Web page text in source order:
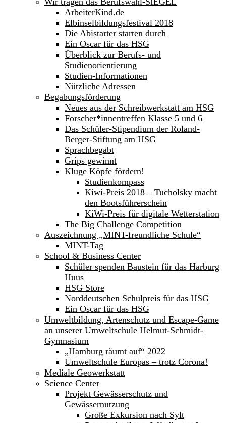
ArbeiterKind.de
Elbinselbildungsfestival 2018
Die Abistarter starten durch
Ein Oscar für das HSG
Überblick zur Berufs- und
Studienorientierung
Studien-Informationen
Nützliche Adressen
Begabungsförderung
Neues aus der Schreibwerkstatt am HSG
Forscher*innentreffen Klasse 5 und 6
Das Schüler-Stipendium der Roland-
Berger-Stiftung am HSG
Sprachbegabt
Grips gewinnt
Kluge Köpfe fördern!
Studienkompass
Kiwi-Preis 2018 – Tucholsky macht
den Bootsführerschein
KiWi-Preis für digitale Wetterstation
The Big Challenge Competition
Auszeichnung „MINT-freundliche Schule“
MINT-Tag
School & Business Center
Schüler spenden Baustein für das Harburg
Huus
HSG Store
Norddeutschen Schulpreis für das HSG
Ein Oscar für das HSG
Umweltbildung, Artenschutz und Escape-Game
an unserer Umweltschule Helmut-Schmidt-
Gymnasium
„Hamburg räumt auf“ 2022
Umweltschule Europas – trotz Corona!
Mediale Geowerkstatt
Science Center
Projekt Gewässerschutz und
Gewässernutzung
Große Exkursion nach Sylt